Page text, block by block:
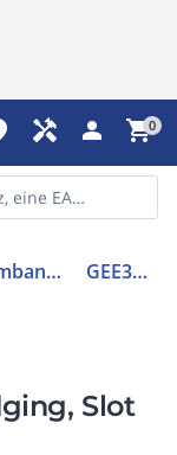
handyman person shopping_cart0
Klemmbandprofil GEE36F-C
Slot